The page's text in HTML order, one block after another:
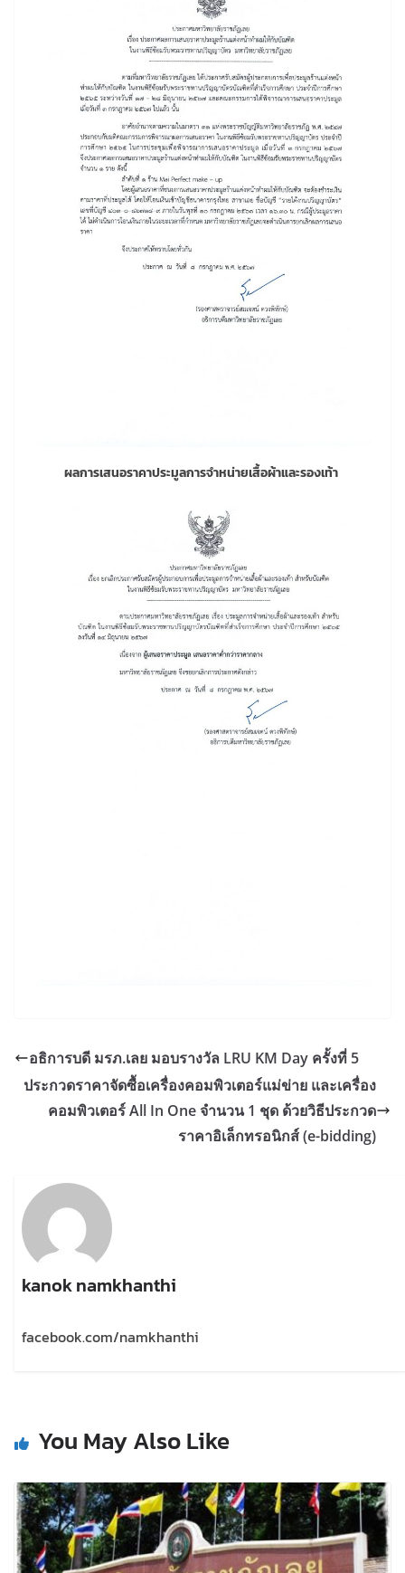
ผลการเสนอราคาประมูลการจำหน่ายเสื้อผ้าและรองเท้า
อธิการบดี มรภ.เลย มอบรางวัล LRU KM Day ครั้งที่ 5
ประกวดราคาจัดซื้อเครื่องคอมพิวเตอร์แม่ข่าย และเครื่อง
คอมพิวเตอร์ All In One จำนวน 1 ชุด ด้วยวิธีประกวด
ราคาอิเล็กทรอนิกส์ (e-bidding)
kanok namkhanthi
facebook.com/namkhanthi
You May Also Like